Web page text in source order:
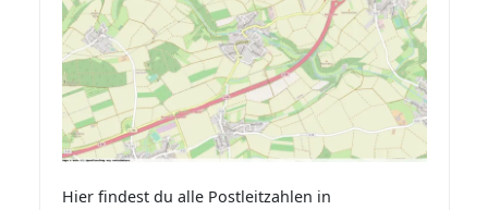
Hier findest du alle Postleitzahlen in